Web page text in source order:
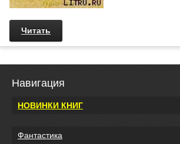
Читать
Навигация
НОВИНКИ КНИГ
Фантастика